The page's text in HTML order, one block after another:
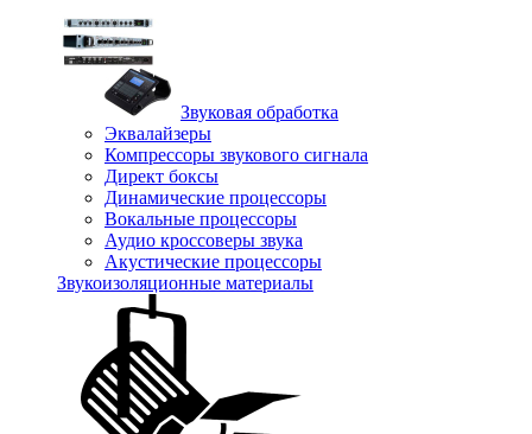
Звуковая обработка
Эквалайзеры
Компрессоры звукового сигнала
Директ боксы
Динамические процессоры
Вокальные процессоры
Аудио кроссоверы звука
Акустические процессоры
Звукоизоляционные материалы